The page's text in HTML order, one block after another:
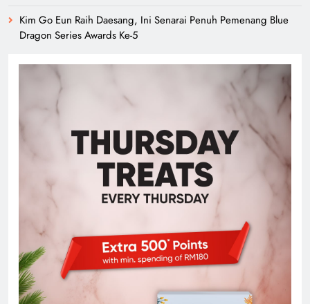
Kim Go Eun Raih Daesang, Ini Senarai Penuh Pemenang Blue
Dragon Series Awards Ke-5